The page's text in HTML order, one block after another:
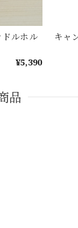
ルホル
¥5,390
キャ
品